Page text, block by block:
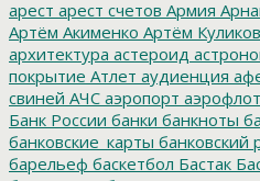
арест арест счетов Армия
Артём Акименко Артём Куликов
архитектура астероид
покрытие Атлет аудиенция
свиней АЧС аэропорт аэрофлот
Банк России банки банкноты
банковские_карты банковский
барельеф баскетбол Бастак